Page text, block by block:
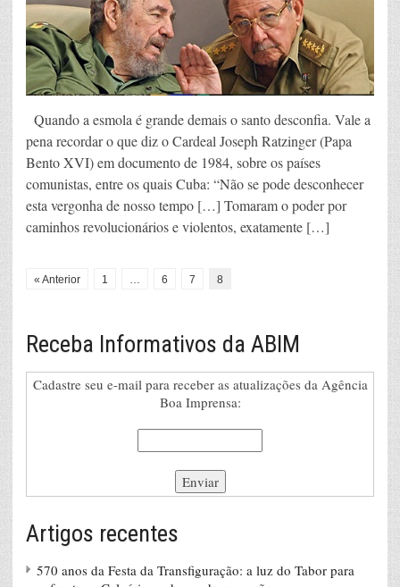
Quando a esmola é grande demais o santo desconfia. Vale a
pena recordar o que diz o Cardeal Joseph Ratzinger (Papa
Bento XVI) em documento de 1984, sobre os países
comunistas, entre os quais Cuba: “Não se pode desconhecer
esta vergonha de nosso tempo […] Tomaram o poder por
caminhos revolucionários e violentos, exatamente […]
« Anterior 1 … 6 7 8
Receba Informativos da ABIM
Cadastre seu e-mail para receber as atualizações da Agência
Boa Imprensa:
Artigos recentes
570 anos da Festa da Transfiguração: a luz do Tabor para